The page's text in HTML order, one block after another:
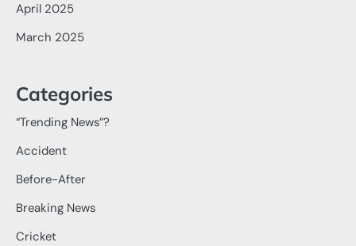
April 2025
March 2025
Categories
“Trending News”?
Accident
Before-After
Breaking News
Cricket